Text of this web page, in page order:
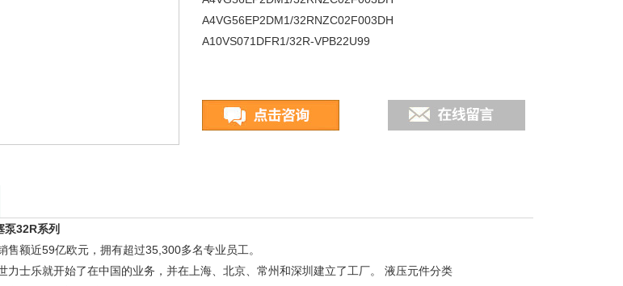
A4VG56EP2DM1/32RNZC02F003DH
A10VS071DFR1/32R-VPB22U99
泵32R系列
售额近59亿欧元，拥有超过35,300多名专业员工。
力士乐就开始了在中国的业务，并在上海、北京、常州和深圳建立了工厂。 液压元件分类